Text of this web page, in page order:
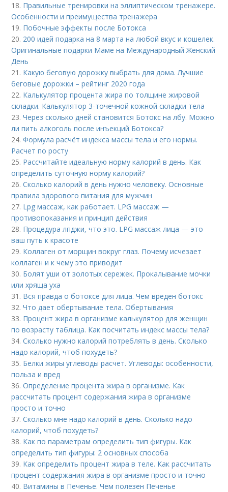
18. Правильные тренировки на эллиптическом тренажере.
Особенности и преимущества тренажера
19. Побочные эффекты после Ботокса
20. 200 идей подарка на 8 марта на любой вкус и кошелек.
Оригинальные подарки Маме на Международный Женский
День
21. Какую беговую дорожку выбрать для дома. Лучшие
беговые дорожки – рейтинг 2020 года
22. Калькулятор процента жира по толщине жировой
складки. Калькулятор 3-точечной кожной складки тела
23.Через сколько дней становится Ботокс на лбу. Можно
ли пить алкоголь после инъекций Ботокса?
24.Формула расчёт индекса массы тела и его нормы.
Расчет по росту
25. Рассчитайте идеальную норму калорий в день. Как
определить суточную норму калорий?
26.Сколько калорий в день нужно человеку. Основные
правила здорового питания для мужчин
27. Lpg массаж, как работает. LPG массаж —
противопоказания и принцип действия
28. Процедура лпджи, что это. LPG массаж лица — это
ваш путь к красоте
29. Коллаген от морщин вокруг глаз. Почему исчезает
коллаген и к чему это приводит
30. Болят уши от золотых сережек. Прокалывание мочки
или хряща уха
31. Вся правда о ботоксе для лица. Чем вреден ботокс
32.Что дает обертывание тела. Обертывания
33. Процент жира в организме калькулятор для женщин
по возрасту таблица. Как посчитать индекс массы тела?
34.Сколько нужно калорий потреблять в день. Сколько
надо калорий, чтоб похудеть?
35. Белки жиры углеводы расчет. Углеводы: особенности,
польза и вред
36.Определение процента жира в организме. Как
рассчитать процент содержания жира в организме
просто и точно
37.Сколько мне надо калорий в день. Сколько надо
калорий, чтоб похудеть?
38. Как по параметрам определить тип фигуры. Как
определить тип фигуры: 2 основных способа
39. Как определить процент жира в теле. Как рассчитать
процент содержания жира в организме просто и точно
40. Витамины в Печенье. Чем полезен Печенье